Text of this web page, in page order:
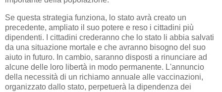
Se questa strategia funziona, lo stato avrà creato un
precedente, ampliato il suo potere e reso i cittadini più
dipendenti. I cittadini crederanno che lo stato li abbia salvati
da una situazione mortale e che avranno bisogno del suo
aiuto in futuro. In cambio, saranno disposti a rinunciare ad
alcune delle loro libertà in modo permanente. L'annuncio
della necessità di un richiamo annuale alle vaccinazioni,
organizzato dallo stato, perpetuerà la dipendenza dei